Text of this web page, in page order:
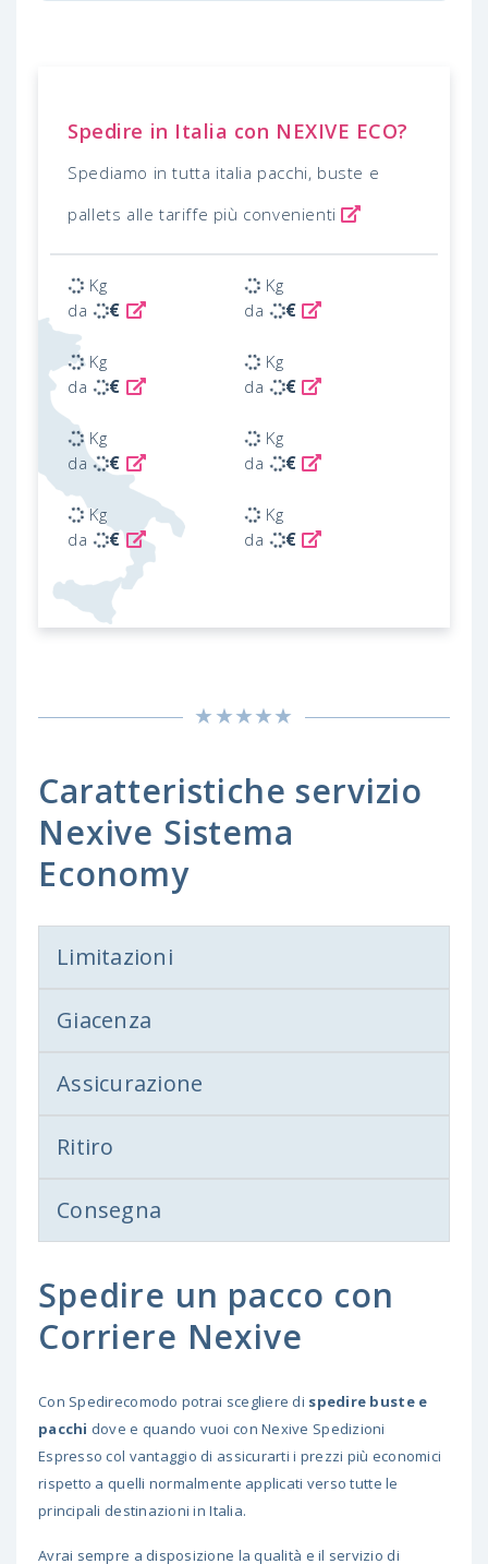
Spedire in Italia con NEXIVE ECO?
Spediamo in tutta italia pacchi, buste e
pallets alle tariffe più convenienti
Kg
da
€
Kg
da
€
Kg
da
€
Kg
da
€
Kg
da
€
Kg
da
€
Kg
da
€
Kg
da
€
Caratteristiche servizio
Nexive Sistema
Economy
Limitazioni
Giacenza
Assicurazione
Ritiro
Consegna
Spedire un pacco con
Corriere Nexive
Con Spedirecomodo potrai scegliere di spedire buste e
pacchi dove e quando vuoi con Nexive Spedizioni
Espresso col vantaggio di assicurarti i prezzi più economici
rispetto a quelli normalmente applicati verso tutte le
principali destinazioni in Italia.
Avrai sempre a disposizione la qualità e il servizio di